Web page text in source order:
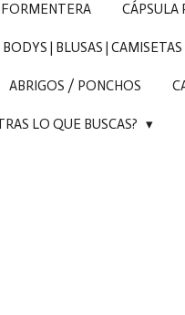
CÁPSULA
BODYS | BLUSAS | CAMISETAS
ABRIGOS / PONCHOS
LO QUE BUSCAS?